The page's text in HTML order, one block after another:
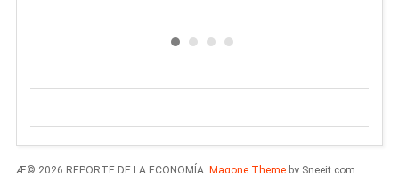
Æ© 2026 REPORTE DE LA ECONOMÍA. Magone Themeby Sneeit.com